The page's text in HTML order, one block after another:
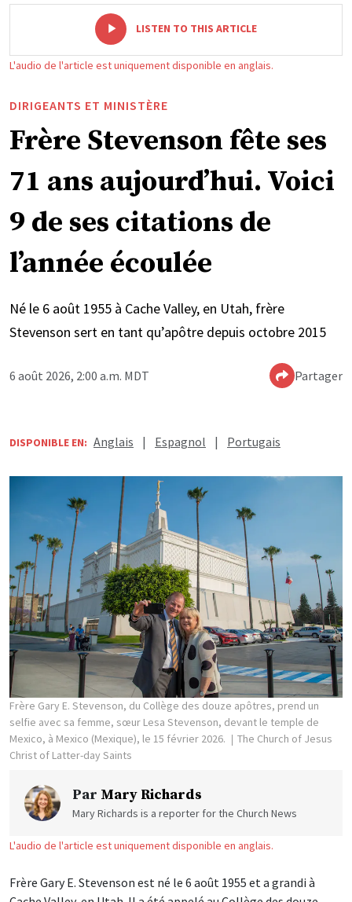
LISTEN TO THIS ARTICLE
L'audio de l'article est uniquement disponible en anglais.
DIRIGEANTS ET MINISTÈRE
Frère Stevenson fête ses
71 ans aujourd’hui. Voici
9 de ses citations de
l’année écoulée
Né le 6 août 1955 à Cache Valley, en Utah, frère
Stevenson sert en tant qu’apôtre depuis octobre 2015
6 août 2026, 2:00 a.m. MDT Partager
DISPONIBLE EN: Anglais | Espagnol | Portugais
Frère Gary E. Stevenson, du Collège des douze apôtres, prend un
selfie avec sa femme, sœur Lesa Stevenson, devant le temple de
Mexico, à Mexico (Mexique), le 15 février 2026.
The Church of Jesus
Christ of Latter-day Saints
Par Mary Richards
Mary Richards is a reporter for the Church News
L'audio de l'article est uniquement disponible en anglais.
Frère Gary E. Stevenson est né le 6 août 1955 et a grandi à